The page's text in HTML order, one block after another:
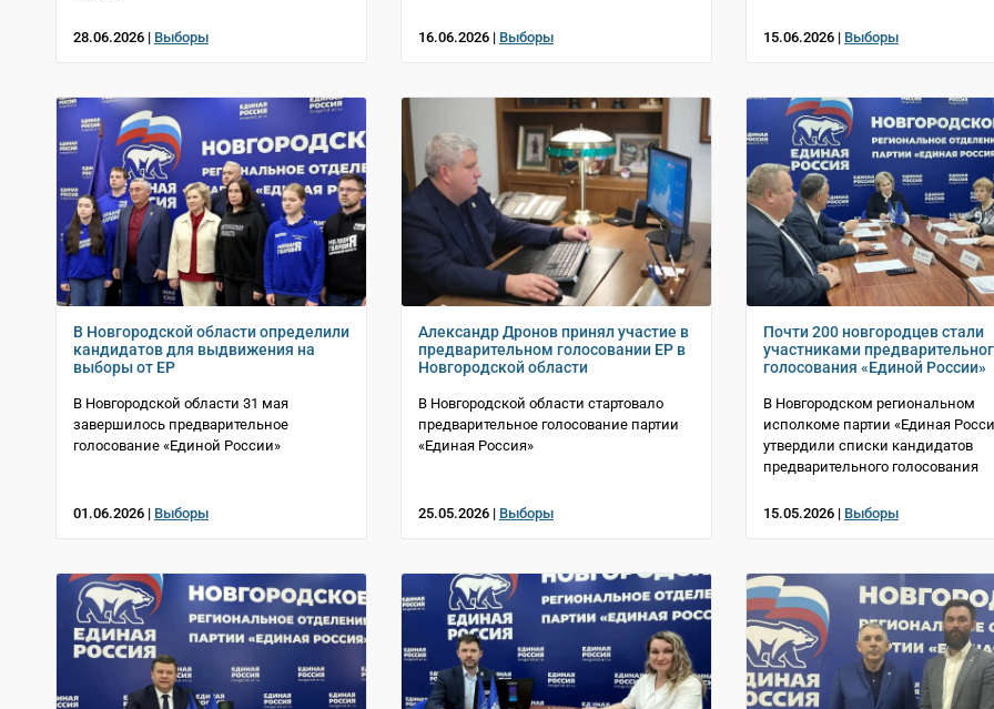
28.06.2026 | Выборы 16.06.2026 | Выборы 15.06.2026 | Выборы
В Новгородской области определили
кандидатов для выдвижения на
выборы от ЕР
В Новгородской области 31 мая
завершилось предварительное
голосование «Единой России»
01.06.2026 | Выборы
Александр Дронов принял участие в
предварительном голосовании ЕР в
Новгородской области
В Новгородской области стартовало
предварительное голосование партии
«Единая Россия»
25.05.2026 | Выборы
Почти 200 новгородцев стали
участниками
голосования «Единой России»
В Новгородском региональном
исполкоме партии «Единая
утвердили списки кандидатов
предварительного голосования
15.05.2026 | Выборы